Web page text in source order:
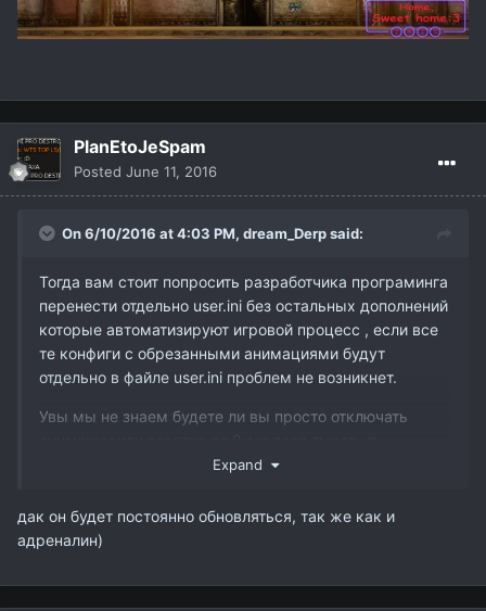
PlanEtoJeSpam
Posted June 11, 2016
On 6/10/2016 at 4:03 PM, dream_Derpsaid:
Тогда вам стоит попросить разработчика програминга
перенести отдельно user.ini без остальных дополнений
которые автоматизируют игровой процесс , если все
те конфиги с обрезанными анимациями будут
отдельно в файле user.ini проблем не возникнет.
Увы мы не знаем будете ли вы просто отключать
автоматическом режиме - в первую очередь
Expand
дак он будет постоянно обновляться, так же как и
адреналин)